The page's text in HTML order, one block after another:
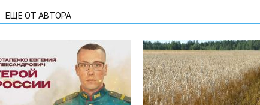
ЕЩЕ ОТ АВТОРА